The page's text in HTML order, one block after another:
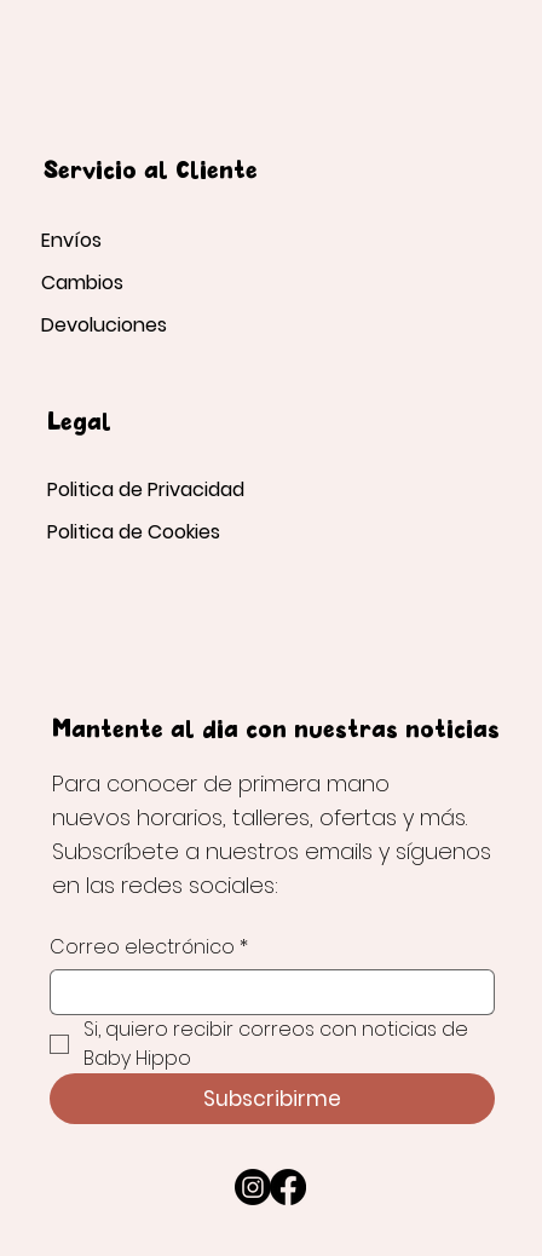
Servicio al Cliente
Envíos
Cambios
Devoluciones
Legal
Politica de Privacidad
Politica de Cookies
Mantente al día con nuestras noticias
Para conocer de primera mano
nuevos horarios, talleres, ofertas y más.
Subscríbete a nuestros emails y síguenos
en las redes sociales:
Correo electrónico *
Si, quiero recibir correos con noticias de
Baby Hippo
Subscribirme